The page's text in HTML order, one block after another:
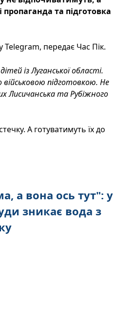
та підготовка
Telegram, передає Час Пік.
із Луганської області.
підготовкою. Не
Лисичанська та Рубіжного
А готуватимуть їх до
а вона ось тут": у
зникає вода з